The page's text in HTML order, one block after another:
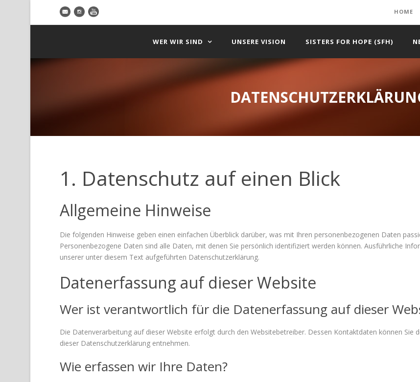
HOME
WER WIR SIND UNSERE VISION SISTERS FOR HOPE (SFH)
1. Datenschutz auf einen Blick
Allgemeine Hinweise
Die folgenden Hinweise geben einen einfachen Überblick darüber, was mit Ihren personenbezogenen Daten
Personenbezogene Daten sind alle Daten, mit denen Sie persönlich identifiziert werden können. Ausführliche
unserer unter diesem Text aufgeführten Datenschutzerklärung.
Datenerfassung auf dieser Website
Wer ist verantwortlich für die Datenerfassung auf dieser
Die Datenverarbeitung auf dieser Website erfolgt durch den Websitebetreiber. Dessen Kontaktdaten können Sie
dieser Datenschutzerklärung entnehmen.
Wie erfassen wir Ihre Daten?